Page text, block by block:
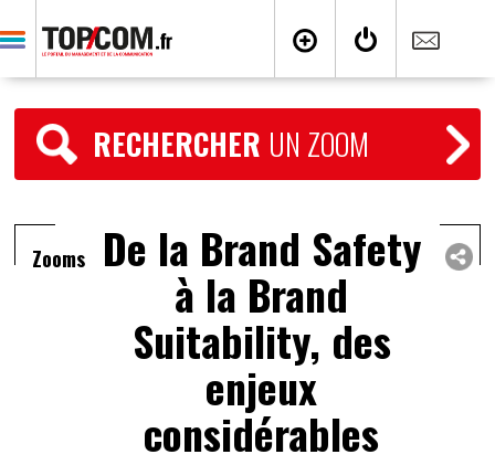
RECHERCHER UN ZOOM
Zooms De la Brand Safety
à la Brand
Suitability, des
enjeux
considérables